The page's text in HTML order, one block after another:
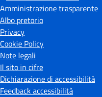
Amministrazione trasparente
Albo pretorio
Privacy
Cookie Policy
Note legali
Il sito in cifre
Dichiarazione di accessibilità
Feedback accessibilità